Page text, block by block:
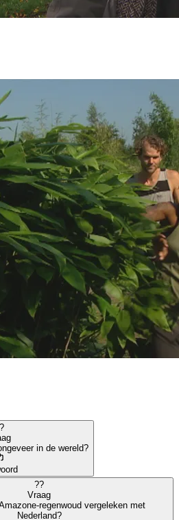
?
in de wereld?
??
Vraag
regenwoud vergeleken met
Nederland?